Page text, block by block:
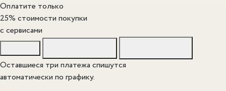
Оплатите только
25% стоимости покупки
c сервисами
Оставшиеся три платежа спишутся
автоматически по графику.